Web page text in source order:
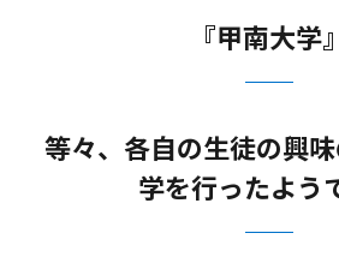
『甲南大学』
等々、各自の生徒の興
学を行ったよう